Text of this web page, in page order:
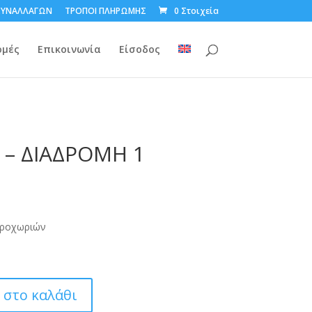
ΤΡΟΠΟΙ ΠΛΗΡΩΜΗΣ 0 Στοιχεία
Επικοινωνία Είσοδος
ΔΙΑΔΡΟΜΗ 1
καλάθι